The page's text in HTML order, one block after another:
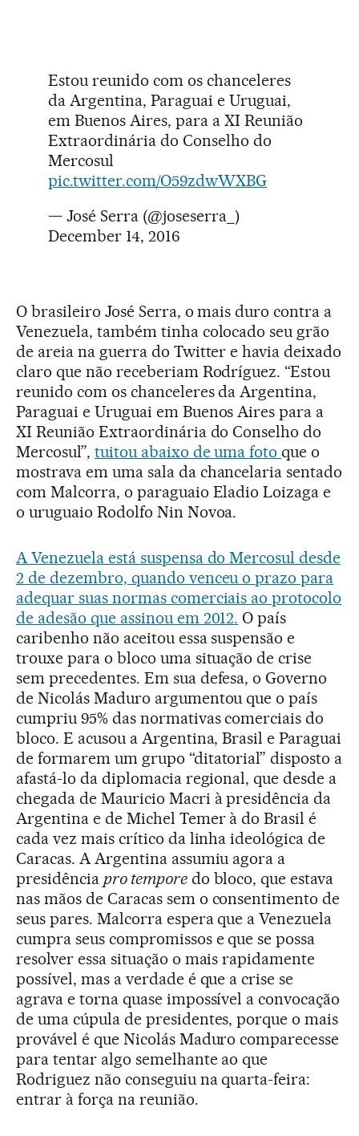
Estou reunido com os chanceleres
da Argentina, Paraguai e Uruguai,
em Buenos Aires, para a XI Reunião
Extraordinária do Conselho do
Mercosul
pic.twitter.com/O59zdwWXBG
— José Serra (@joseserra_)
December 14, 2016
O brasileiro José Serra, o mais duro contra a
Venezuela, também tinha colocado seu grão
de areia na guerra do Twitter e havia deixado
claro que não receberiam Rodríguez. “Estou
reunido com os chanceleres da Argentina,
Paraguai e Uruguai em Buenos Aires para a
XI Reunião Extraordinária do Conselho do
Mercosul”, tuitou abaixo de uma fotoque o
mostrava em uma sala da chancelaria sentado
com Malcorra, o paraguaio Eladio Loizaga e
o uruguaio Rodolfo Nin Novoa.
A Venezuela está suspensa do Mercosul desde
2 de dezembro, quando venceu o prazo para
adequar suas normas comerciais ao protocolo
de adesão que assinou em 2012. O país
caribenho não aceitou essa suspensão e
trouxe para o bloco uma situação de crise
sem precedentes. Em sua defesa, o Governo
de Nicolás Maduro argumentou que o país
cumpriu 95% das normativas comerciais do
bloco. E acusou a Argentina, Brasil e Paraguai
de formarem um grupo “ditatorial” disposto a
afastá-lo da diplomacia regional, que desde a
chegada de Mauricio Macri à presidência da
Argentina e de Michel Temer à do Brasil é
cada vez mais crítico da linha ideológica de
Caracas. A Argentina assumiu agora a
presidência pro temporedo bloco, que estava
nas mãos de Caracas sem o consentimento de
seus pares. Malcorra espera que a Venezuela
cumpra seus compromissos e que se possa
resolver essa situação o mais rapidamente
possível, mas a verdade é que a crise se
agrava e torna quase impossível a convocação
de uma cúpula de presidentes, porque o mais
provável é que Nicolás Maduro comparecesse
para tentar algo semelhante ao que
Rodriguez não conseguiu na quarta-feira:
entrar à força na reunião.